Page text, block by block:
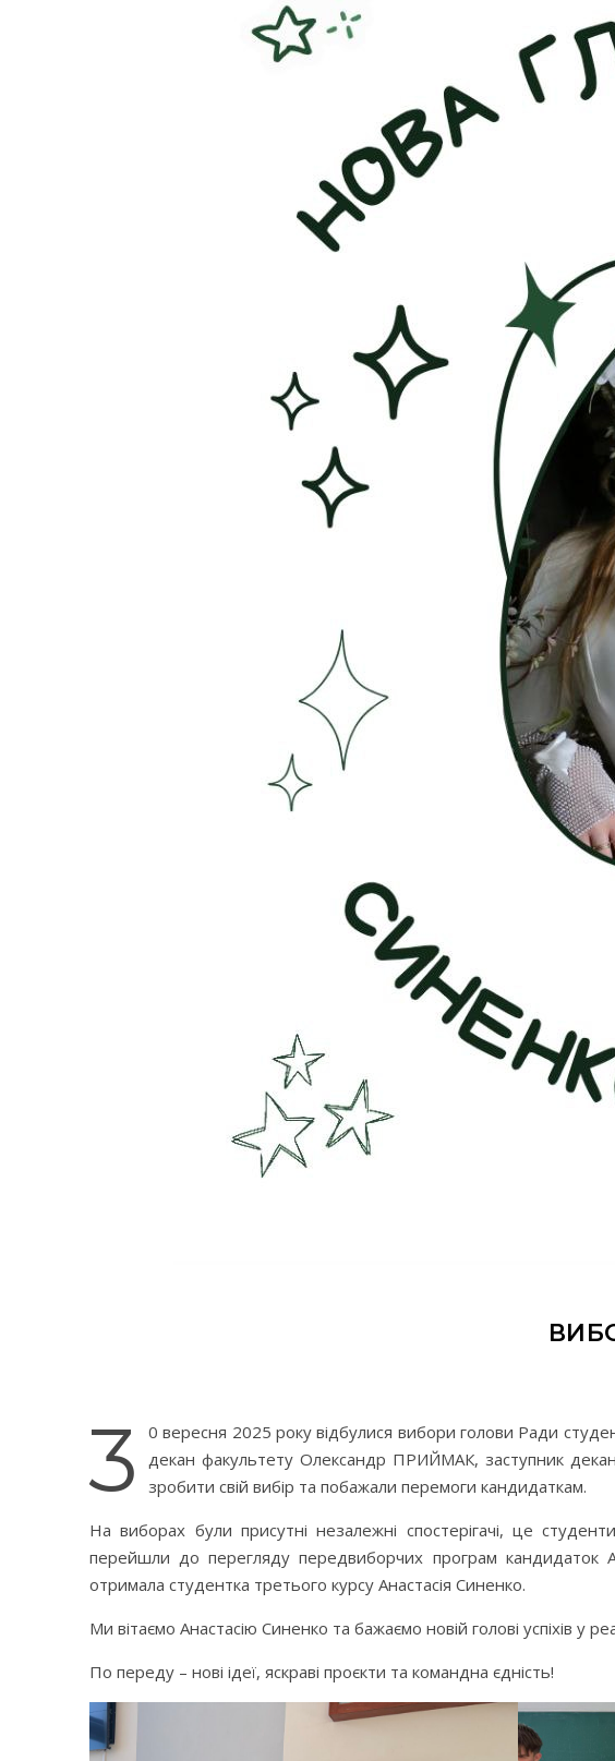
3
0 вересня 2025 року відбулися вибори голови Ради
декан факультету Олександр ПРИЙМАК, заступник
зробити свій вибір та побажали перемоги кандидаткам.
На виборах були присутні незалежні спостерігачі, це
перейшли до перегляду передвиборчих програм
отримала студентка третього курсу Анастасія Синенко.
Ми вітаємо Анастасію Синенко та бажаємо новій голові успіхів у
По переду – нові ідеї, яскраві проєкти та командна єдність!